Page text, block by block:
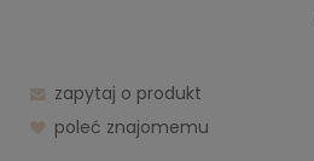
zapytaj o produkt
poleć znajomemu